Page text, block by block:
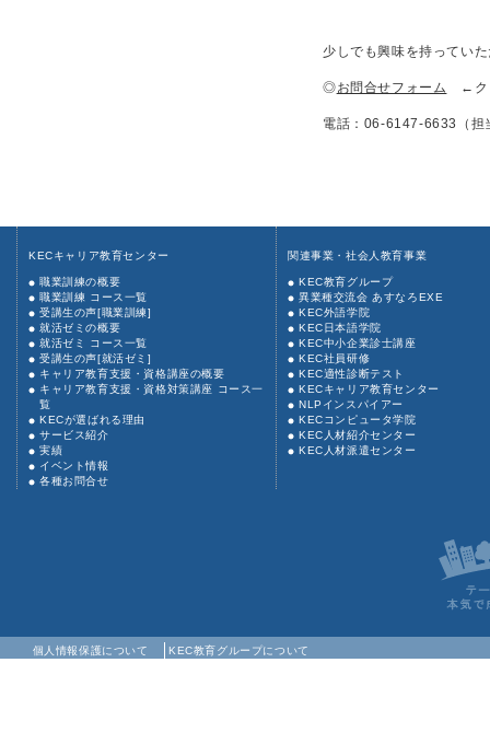
少しでも興味を持ってい
◎お問合せフォーム ←ク
電話：06-6147-6633（担
KECキャリア教育センター
職業訓練の概要
職業訓練 コース一覧
受講生の声[職業訓練]
就活ゼミの概要
就活ゼミ コース一覧
受講生の声[就活ゼミ]
キャリア教育支援・資格講座の概要
キャリア教育支援・資格対策講座 コース一
覧
KECが選ばれる理由
サービス紹介
実績
イベント情報
各種お問合せ
関連事業・社会人教育事業
KEC教育グループ
異業種交流会 あすなろEXE
KEC外語学院
KEC日本語学院
KEC中小企業診士講座
KEC社員研修
KEC適性診断テスト
KECキャリア教育センター
NLPインスパイアー
KECコンピュータ学院
KEC人材紹介センター
KEC人材派遣センター
個人情報保護について KEC教育グループについて